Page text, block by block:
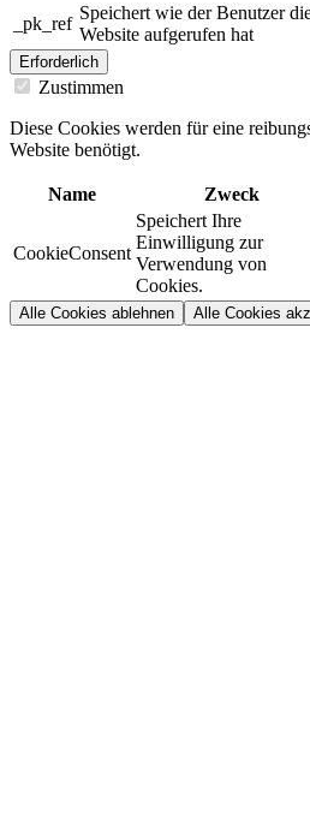
_pk_ref
Speichert wie der Benutzer
Website aufgerufen hat
Erforderlich
Zustimmen
Diese Cookies werden für eine
Website benötigt.
Name Zweck
CookieConsent
Speichert Ihre
Einwilligung zur
Verwendung von
Cookies.
Alle Cookies ablehnen Alle Cookies